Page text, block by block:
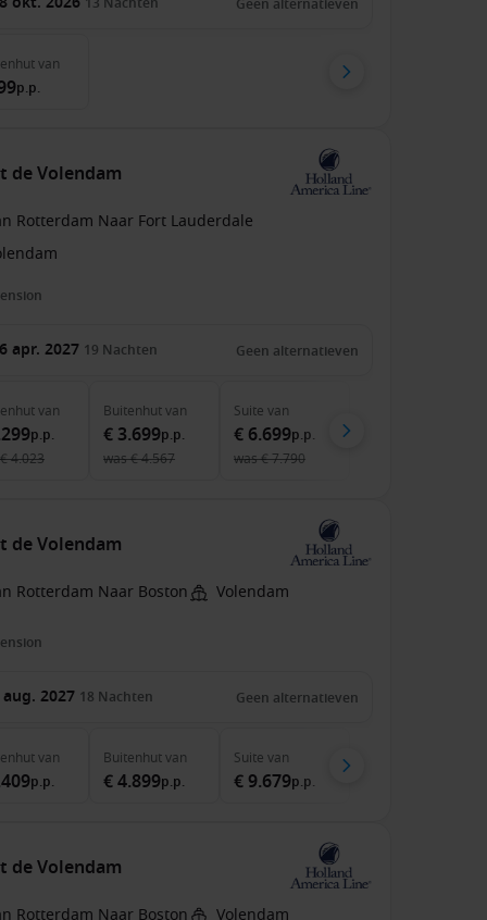
Geen alternatieven
van
p.p.
de Volendam
Rotterdam Naar Fort Lauderdale
apr. 2027 19 Nachten Geen alternatieven
van
p.p.
€ 4.023
Buitenhutvan
€ 3.699p.p.
was€ 4.567
Suite van
€ 6.699p.p.
was€ 7.790
de Volendam
Rotterdam Naar Boston Volendam
2027 18 Nachten Geen alternatieven
van
p.p.
Buitenhutvan
€ 4.899p.p.
Suite van
€ 9.679p.p.
de Volendam
Rotterdam Naar Boston Volendam